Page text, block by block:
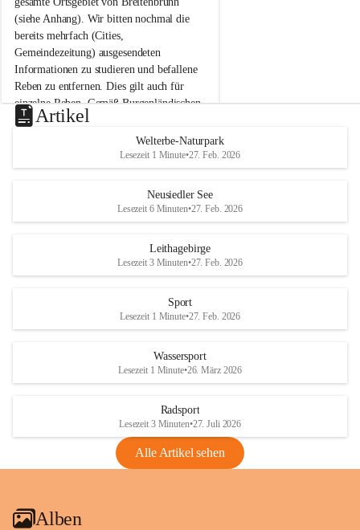
u
n
n
a
m
N
e
u
s
d
S
(siehe Anhang). Wir bitten nochmal die
bereits mehrfach (Cities,
Gemeindezeitung) ausgesendeten
Informationen zu studieren und befallene
Reben zu entfernen. Dies gilt auch für
einzelne Reben. Gemäß Burgenländischen
Weinbaugesetz sind nicht gepflegte oder
unzulässige Weingärten zu roden! Bitte
helfen wir zusammen um unsere Winzer
vor den prognostizierten Ernteausfällen
und den daraus folgenden wirtschaftlichen
Maßnahmen zur Bekämpfung
Rebe und der Amerikanischen
Anhang VBl. EU Nr. 18
1 Seite•1,4 MB
VBl. EU Nr. 18_2026
u
e
d
r
S
Artikel
Welterbe-Naturpark
Lesezeit 1 Minute•27. Feb. 2026
Neusiedler See
Lesezeit 6 Minuten•27. Feb. 2026
Leithagebirge
Lesezeit 3 Minuten•27. Feb. 2026
Sport
Lesezeit 1 Minute•27. Feb. 2026
Wassersport
Lesezeit 1 Minute•26. März 2026
Radsport
Lesezeit 3 Minuten•27. Juli 2026
Alle Artikel sehen
Alben